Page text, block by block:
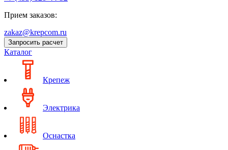
Прием заказов:
zakaz@krepcom.ru
Запросить расчет
Каталог
Крепеж
Электрика
Оснастка